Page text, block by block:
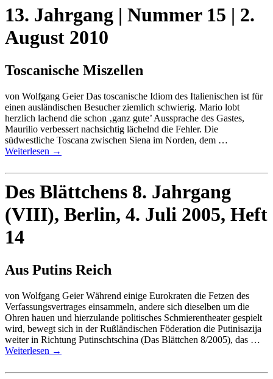
13. Jahrgang | Nummer 15 | 2.
August 2010
Toscanische Miszellen
von Wolfgang Geier Das toscanische Idiom des Italienischen ist für
einen ausländischen Besucher ziemlich schwierig. Mario lobt
herzlich lachend die schon ‚ganz gute’ Aussprache des Gastes,
Maurilio verbessert nachsichtig lächelnd die Fehler. Die
südwestliche Toscana zwischen Siena im Norden, dem …
Weiterlesen →
Des Blättchens 8. Jahrgang
(VIII), Berlin, 4. Juli 2005, Heft
14
Aus Putins Reich
von Wolfgang Geier Während einige Eurokraten die Fetzen des
Verfassungsvertrages einsammeln, andere sich dieselben um die
Ohren hauen und hierzulande politisches Schmierentheater gespielt
wird, bewegt sich in der Rußländischen Föderation die Putinisazija
weiter in Richtung Putinschtschina (Das Blättchen 8/2005), das …
Weiterlesen →